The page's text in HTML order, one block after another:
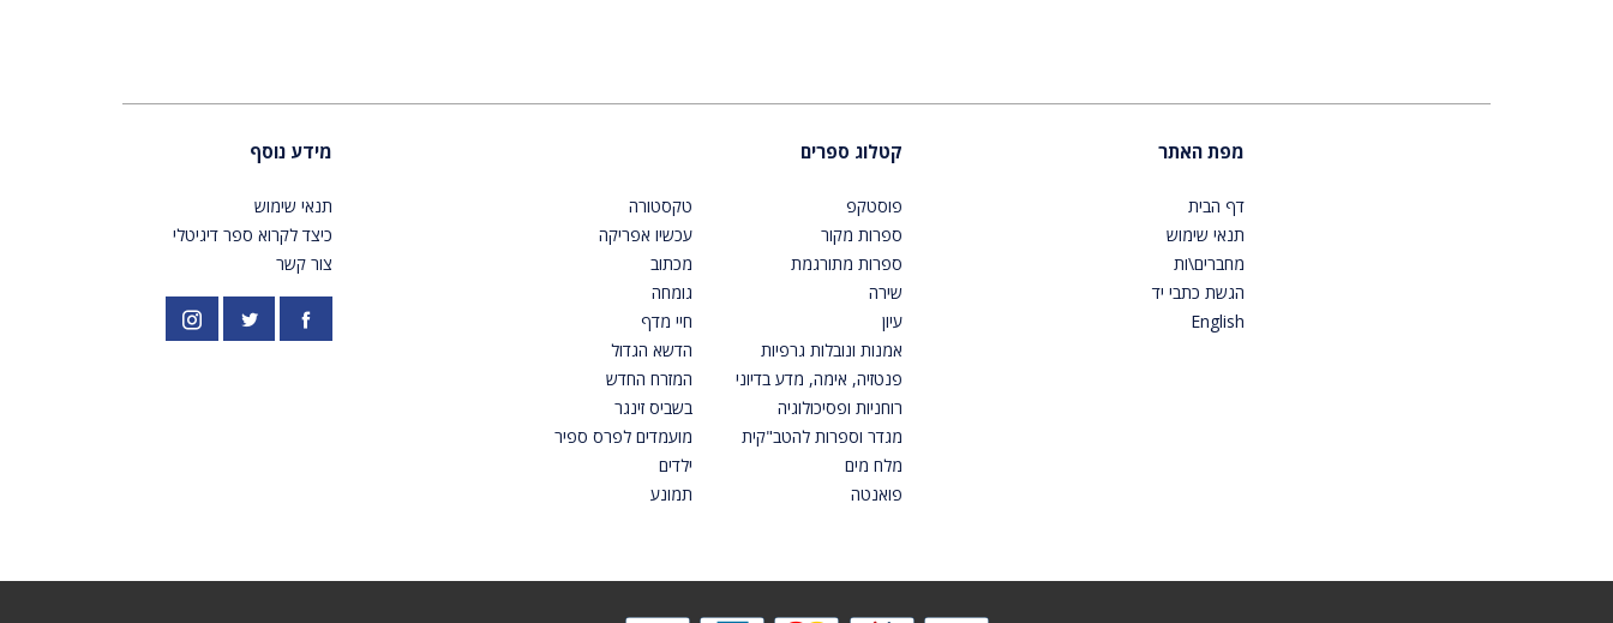
מפת האתר
דף הבית
תנאי שימוש
מחברים\ות
הגשת כתבי יד
English
קטלוג ספרים
פוסטקפ
ספרות מקור
ספרות מתורגמת
שירה
עיון
אמנות ונובלות גרפיות
פנטזיה, אימה, מדע בדיוני
רוחניות ופסיכולוגיה
מגדר וספרות להטב"קית
מלח מים
פואנטה
טקסטורה
עכשיו אפריקה
מכתוב
גומחה
חיי מדף
הדשא הגדול
המזרח החדש
בשביס זינגר
מועמדים לפרס ספיר
ילדים
תמונע
מידע נוסף
תנאי שימוש
כיצד לקרוא ספר דיגיטלי
צור קשר
פייסבוק PardesPublish
אינסטגרם